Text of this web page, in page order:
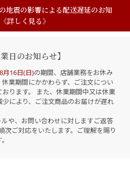
地震の影響による配送遅延のお知
詳しく見る》
日のお知らせ】
月16日(日)の期間、店舗業務をお休み
業期間にかかわらず、ご注文につい
ります。 また、休業期間中又は休業
により、ご注文商品のお届けが遅れ
や、お問い合わせに対しますご返答
次ご対応をいたします。ご理解を賜り